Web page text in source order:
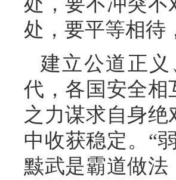
处，要平等相待
建立公道正
代，各国安全相
之力谋求自身
中收获稳定。“
黩武是霸道做法